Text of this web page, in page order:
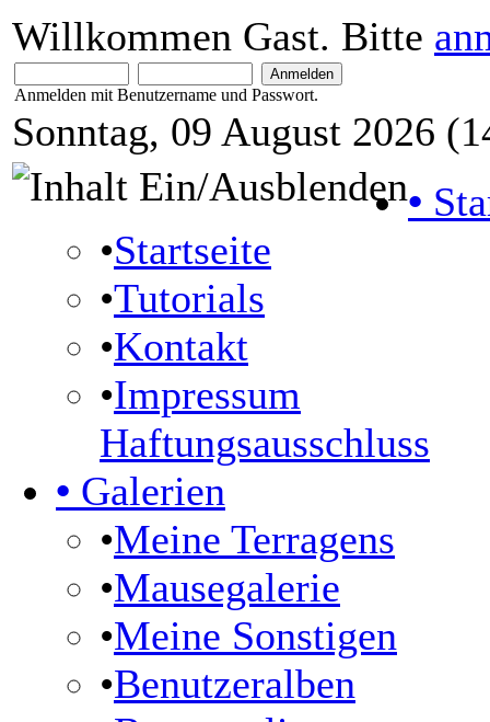
Willkommen Gast. Bitte
Anmelden mit Benutzername und Passwort.
Sonntag, 09 August 2026
•
•Startseite
•Tutorials
•Kontakt
•Impressum
Haftungsausschluss
• Galerien
•Meine Terragens
•Mausegalerie
•Meine Sonstigen
•Benutzeralben